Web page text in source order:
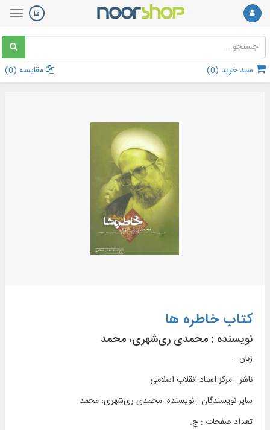
سبد خرید (0
) مقایسه (0
)
کتاب خاطره ها
نویسنده : محمدی ری‌شهری، محمد
زبان :
ناشر : مرکز اسناد انقلاب اسلامی
سایر نویسندگان : نویسنده: محمدی ری‌شهری، محمد
تعداد صفحات : ج.